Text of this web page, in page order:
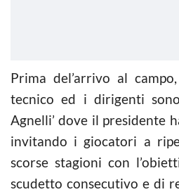
Prima del’arrivo al
tecnico ed i dirigenti
Agnelli’ dove il presidente
invitando i giocatori a
scorse stagioni con
scudetto consecutivo e di